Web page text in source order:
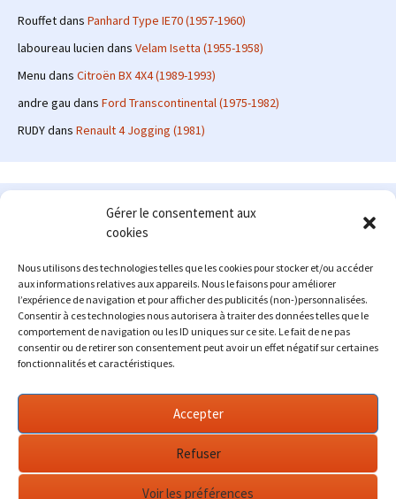
Gérer le consentement aux
cookies
Nous utilisons des technologies telles que les cookies pour stocker et/ou accéder
aux informations relatives aux appareils. Nous le faisons pour améliorer
l’expérience de navigation et pour afficher des publicités (non-)personnalisées.
Consentir à ces technologies nous autorisera à traiter des données telles que le
comportement de navigation ou les ID uniques sur ce site. Le fait de ne pas
consentir ou de retirer son consentement peut avoir un effet négatif sur certaines
fonctionnalités et caractéristiques.
Accepter
Refuser
Voir les préférences
Rouffetdans Panhard Type IE70 (1957-1960)
laboureau lucien dans Velam Isetta (1955-1958)
Menu dans Citroën BX 4X4 (1989-1993)
andre gau dans Ford Transcontinental (1975-1982)
RUDYdans Renault 4 Jogging (1981)
Le site en quelques mots
: passionné d'automobile ancienne depuis de
nombreuses années, j'ai commencé à partager ma passion sur
internet à partir de 2009 au travers d'un blog qui a connu un relatif
succès. Fin 2013, je décide de prendre mon autonomie et me lancer
avec mon propre site : l'Automobile Ancienne.
Me contacter : alex(at)lautomobileancienne.com